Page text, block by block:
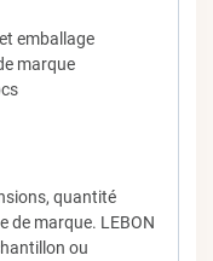
emballage
marque
quantité
de marque. LEBON
ou